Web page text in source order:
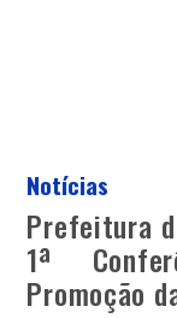
Notícias
Prefeitura
1ª
Promoção